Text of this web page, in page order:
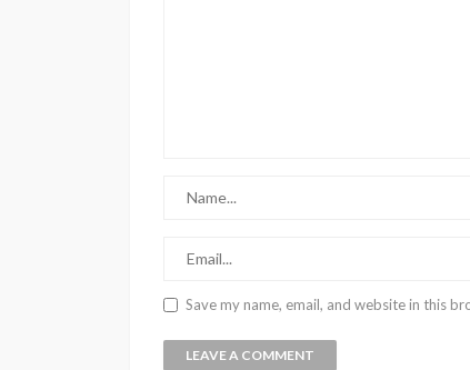
Save my name, email, and website in this